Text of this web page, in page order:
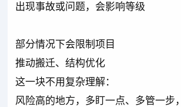
出现事故或问题，会影响等级
部分情况下会限制项目
推动搬迁、结构优化
这一块不用复杂理解：
风险高的地方，多盯一点、多管一步